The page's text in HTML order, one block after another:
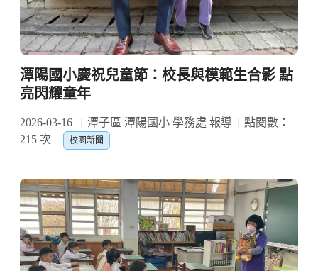
潭陽國小慶祝兒童節：校長與模範生合影 點
亮閃耀童年
2026-03-16 潭子區 潭陽國小 學務處 報導
點閱數：
215 次
校園新聞